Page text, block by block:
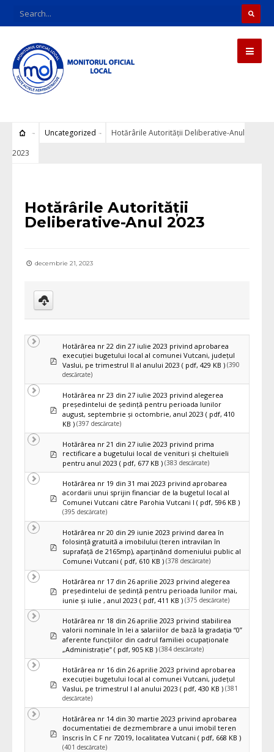
Uncategorized
Hotărârile Autorității Deliberative-Anul
2023
Hotărârile Autorității
Deliberative-Anul 2023
decembrie 21, 2023
pdf
Hotărârea nr 22 din 27 iulie 2023 privind aprobarea
execuţiei bugetului local al comunei Vutcani, judeţul
Vaslui, pe trimestrul II al anului 2023 ( pdf, 429 KB ) (390
descărcate)
pdf
Hotărârea nr 23 din 27 iulie 2023 privind alegerea
preşedintelui de şedinţă pentru perioada lunilor
august, septembrie și octombrie, anul 2023 ( pdf, 410
KB ) (397 descărcate)
pdf
Hotărârea nr 21 din 27 iulie 2023 privind prima
rectificare a bugetului local de venituri şi cheltuieli
pentru anul 2023 ( pdf, 677 KB ) (383 descărcate)
pdf
Hotărârea nr 19 din 31 mai 2023 privind aprobarea
acordarii unui sprijin financiar de la bugetul local al
Comunei Vutcani către Parohia Vutcani I ( pdf, 596 KB )
(395 descărcate)
pdf
Hotărârea nr 20 din 29 iunie 2023 privind darea în
folosință gratuită a imobilului (teren intravilan în
suprafață de 2165mp), aparținând domeniului public al
Comunei Vutcani ( pdf, 610 KB ) (378 descărcate)
pdf
Hotărârea nr 17 din 26 aprilie 2023 privind alegerea
preşedintelui de şedinţă pentru perioada lunilor mai,
iunie şi iulie , anul 2023 ( pdf, 411 KB ) (375 descărcate)
pdf
Hotărârea nr 18 din 26 aprilie 2023 privind stabilirea
valorii nominale în lei a salariilor de bază la gradaţia “0”
aferente funcţiilor din cadrul familiei ocupaţionale
„Administraţie” ( pdf, 905 KB ) (384 descărcate)
pdf
Hotărârea nr 16 din 26 aprilie 2023 privind aprobarea
execuţiei bugetului local al comunei Vutcani, judeţul
Vaslui, pe trimestrul I al anului 2023 ( pdf, 430 KB ) (381
descărcate)
pdf
Hotărârea nr 14 din 30 martie 2023 privind aprobarea
documentatiei de dezmembrare a unui imobil teren
înscris în C F nr 72019, localitatea Vutcani ( pdf, 668 KB )
(401 descărcate)